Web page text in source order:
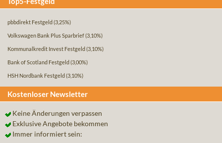
pbbdirekt Festgeld (3,25%)
Volkswagen Bank Plus Sparbrief(3,10%)
Kommunalkredit Invest Festgeld (3,10%)
Bank of Scotland Festgeld (3,00%)
HSH Nordbank Festgeld (3,10%)
Kostenloser Newsletter
Keine Änderungen verpassen
Exklusive Angebote bekommen
Immer informiert sein: